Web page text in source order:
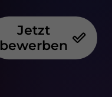
Jetzt
bewerben